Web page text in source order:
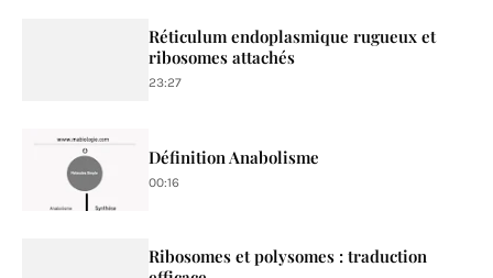
Réticulum endoplasmique rugueux et
ribosomes attachés
23:27
Définition Anabolisme
00:16
Ribosomes et polysomes : traduction